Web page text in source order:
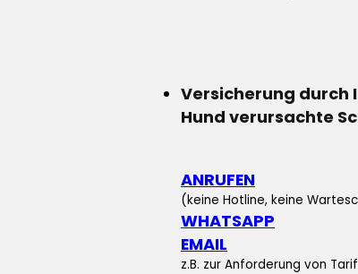
Versicherung durch
Hund verursachte
ANRUFEN
(keine Hotline, keine
WHATSAPP
EMAIL
z.B. zur Anforderung von